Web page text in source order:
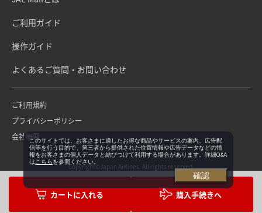
購入手続きへ
ご利用ガイド
操作ガイド
よくあるご質問・お問い合わせ
ご利用規約
プライバシーポリシー
会社概要
Copyright©Japan Airlines. All rights reserved.
このサイトでは、お客さまに適したお得な商品やサービスの案内、広告配
信等を行う目的で、第三者から提供された位置情報や広告データなどの情
報をお客さまの個人データと結びつけて利用する場合があります。詳細Q&A
は こちらを参照ください。
確認